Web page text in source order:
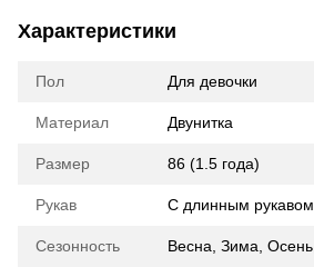
Характеристики
Пол Для девочки
Материал Двунитка
Размер 86 (1.5 года)
Рукав С длинным рукавом
Сезонность Весна Зима Осень